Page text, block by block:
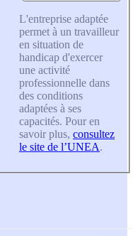
L'entreprise adaptée
permet à un travailleur
en situation de
handicap d'exercer
une activité
professionnelle dans
des conditions
adaptées à ses
capacités. Pour en
savoir plus, consultez
le site de l’UNEA.